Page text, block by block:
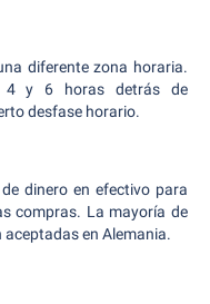
diferente zona horaria.
4 y 6 horas detrás de
desfase horario.
dinero en efectivo para
compras. La mayoría de
en Alemania.